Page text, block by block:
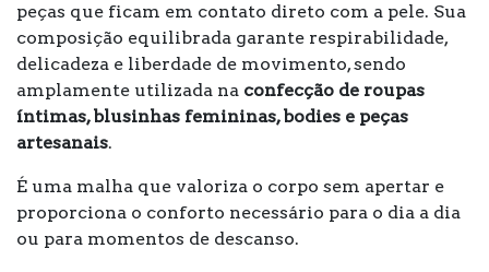
peças que ficam em contato direto com a pele. Sua
composição equilibrada garante respirabilidade,
delicadeza e liberdade de movimento, sendo
amplamente utilizada na confecção de roupas
íntimas, blusinhas femininas, bodies e peças
artesanais.
É uma malha que valoriza o corpo sem apertar e
proporciona o conforto necessário para o dia a dia
ou para momentos de descanso.